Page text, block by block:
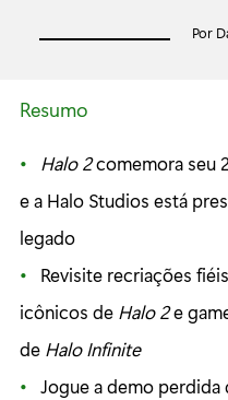
Por
Resumo
Halo 2comemora seu
e a Halo Studios está
legado
Revisite recriações
icônicos de Halo 2e
de Halo Infinite
Jogue a demo perdida